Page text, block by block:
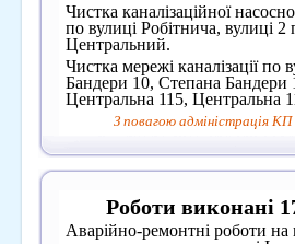
Чистка каналізаційної
по вулиці Робітнича, вулиці 2
Центральний.
Чистка мережі каналізації по
Бандери 10, Степана Бандери
Центральна 115, Центральна
З повагою адміністрація
Роботи виконані
Аварійно-ремонтні роботи на